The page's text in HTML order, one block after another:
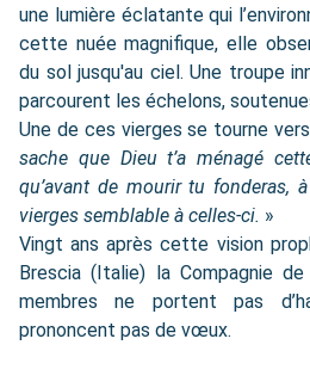
une lumière éclatante qui
cette nuée magnifique, elle
du sol jusqu'au ciel. Une troupe
parcourent les échelons,
Une de ces vierges se tourne
sache que Dieu t’a ménagé
qu’avant de mourir tu fonderas,
vierges semblable à celles-ci. »
Vingt ans après cette vision
Brescia (Italie) la Compagnie
membres ne portent pas
prononcent pas de vœux.